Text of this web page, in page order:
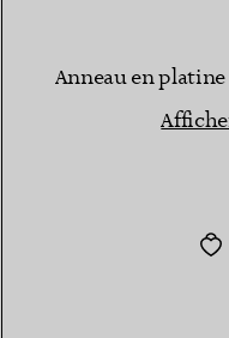
Anneau en